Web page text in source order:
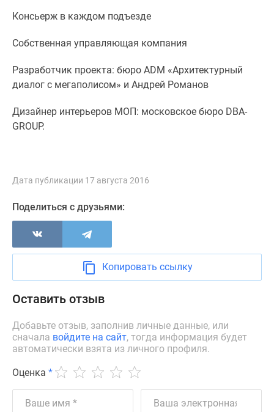
Консьерж в каждом подъезде
Собственная управляющая компания
Разработчик проекта: бюро ADM «Архитектурный
диалог с мегаполисом» и Андрей Романов
Дизайнер интерьеров МОП: московское бюро DBA-
GROUP.
Дата публикации 17 августа 2016
Поделиться с друзьями:
Копировать ссылку
Оставить отзыв
Добавьте отзыв, заполнив личные данные, или
сначала войдите на сайт, тогда информация будет
автоматически взята из личного профиля.
Оценка *